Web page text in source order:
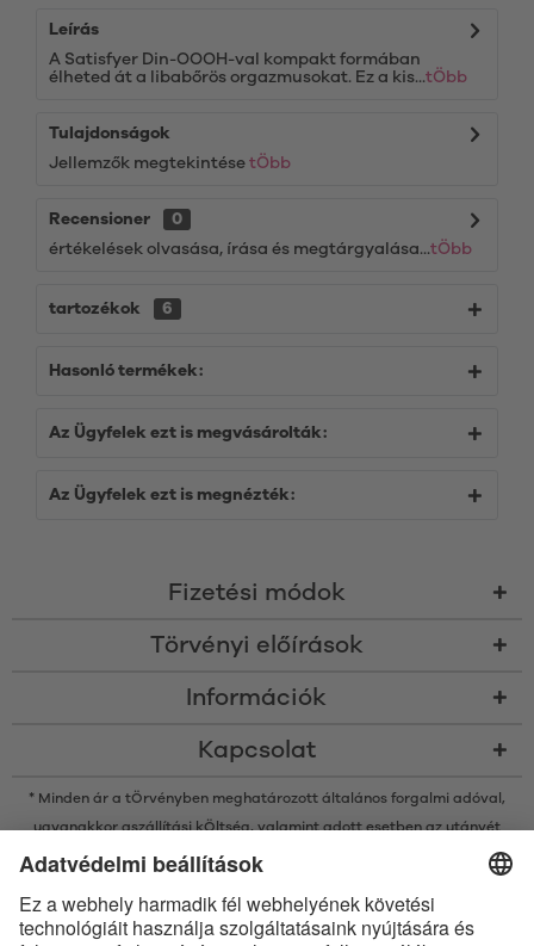
Leírás
A Satisfyer Din-OOOH-val kompakt formában
élheted át a libabőrös orgazmusokat. Ez a kis...tÖbb
Tulajdonságok
Jellemzők megtekintése tÖbb
Recensioner
0
értékelések olvasása, írása és megtárgyalása...tÖbb
tartozékok 6
Hasonló termékek:
Az Ügyfelek ezt is megvásárolták:
Az Ügyfelek ezt is megnézték:
Fizetési módok
Törvényi előírások
Információk
Kapcsolat
* Minden ár a tÖrvényben meghatározott általános forgalmi adóval,
ugyanakkor aszállítási kÖltség, valamint adott esetben az utánvét
kÖltsége nélkÜl értendő, amennyiben nincsen máshogy leírva
az Satisfyer GmbH az ilyen védjegyeket mindenkor licenc alatt
használja.